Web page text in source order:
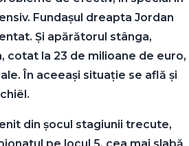
Fundașul dreapta Jordan
Și apărătorul stânga,
cotat la 23 de milioane de euro,
În aceeași situație se află și
din șocul stagiunii trecute,